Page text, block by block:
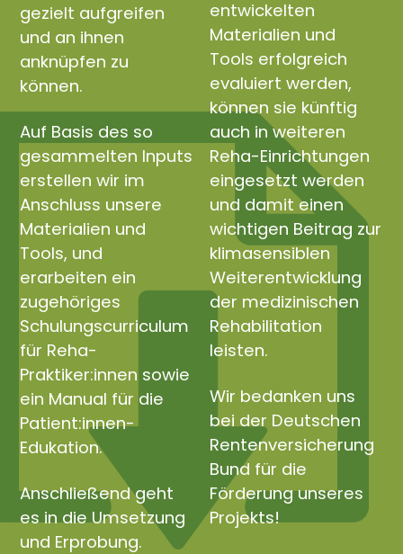
gezielt aufgreifen
und an ihnen
anknüpfen zu
können.
Auf Basis des so
gesammelten Inputs
erstellen wir im
Anschluss unsere
Materialien und
Tools, und
erarbeiten ein
zugehöriges
Schulungscurriculum
für Reha-
Praktiker:innen sowie
ein Manual für die
Patient:innen-
Edukation.
Anschließend geht
es in die Umsetzung
und Erprobung.
entwickelten
Materialien und
Tools erfolgreich
evaluiert werden,
können sie künftig
auch in weiteren
Reha-Einrichtungen
eingesetzt werden
und damit einen
wichtigen Beitrag zur
klimasensiblen
Weiterentwicklung
der medizinischen
Rehabilitation
leisten.
Wir bedanken uns
bei der Deutschen
Rentenversicherung
Bund für die
Förderung unseres
Projekts!